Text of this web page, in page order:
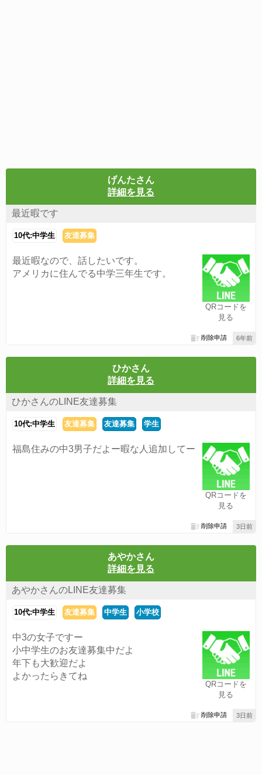
げんたさん
詳細を見る
最近暇です
10代:中学生 友達募集
QRコードを
見る
最近暇なので、話したいです。
アメリカに住んでる中学三年生です。
6年前
削除申請
ひかさん
詳細を見る
ひかさんのLINE友達募集
10代:中学生 友達募集 友達募集 学生
QRコードを
見る
福島住みの中3男子だよー暇な人追加してー
3日前
削除申請
あやかさん
詳細を見る
あやかさんのLINE友達募集
10代:中学生 友達募集 中学生 小学校
QRコードを
見る
中3の女子ですー
小中学生のお友達募集中だよ
年下も大歓迎だよ
よかったらきてね
3日前
削除申請